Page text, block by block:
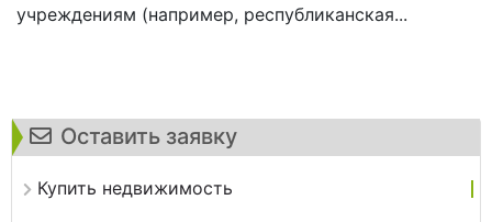
Оставить заявку
Купить недвижимость
учреждениям (например, республиканская...